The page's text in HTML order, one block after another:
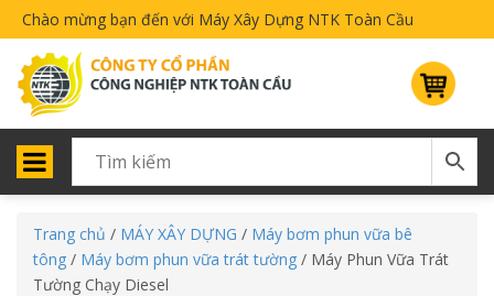
Chào mừng bạn đến với Máy Xây Dựng NTK Toàn Cầu
Trang chủ / MÁY XÂY DỰNG / Máy bơm phun vữa bê
tông / Máy bơm phun vữa trát tường / Máy Phun Vữa Trát
Tường Chạy Diesel